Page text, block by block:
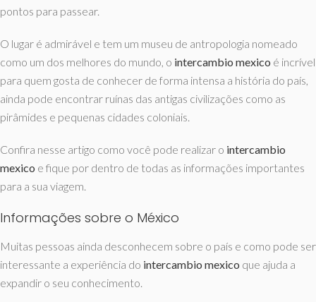
pontos para passear.
O lugar é admirável e tem um museu de antropologia nomeado
como um dos melhores do mundo, o intercambio mexico é incrível
para quem gosta de conhecer de forma intensa a história do país,
ainda pode encontrar ruínas das antigas civilizações como as
pirâmides e pequenas cidades coloniais.
Confira nesse artigo como você pode realizar o intercambio
mexico e fique por dentro de todas as informações importantes
para a sua viagem.
Informações sobre o México
Muitas pessoas ainda desconhecem sobre o país e como pode ser
interessante a experiência do intercambio mexico que ajuda a
expandir o seu conhecimento.